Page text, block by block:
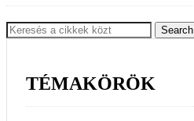
Search
TÉMAKÖRÖK